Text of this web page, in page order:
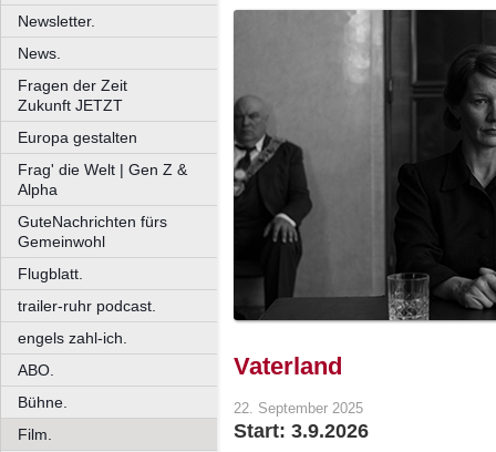
Newsletter.
News.
Fragen der Zeit
Zukunft JETZT
Europa gestalten
Frag' die Welt | Gen Z &
Alpha
GuteNachrichten fürs
Gemeinwohl
Flugblatt.
trailer-ruhr podcast.
engels zahl-ich.
ABO.
Bühne.
Film.
Vaterland
22. September 2025
Start: 3.9.2026